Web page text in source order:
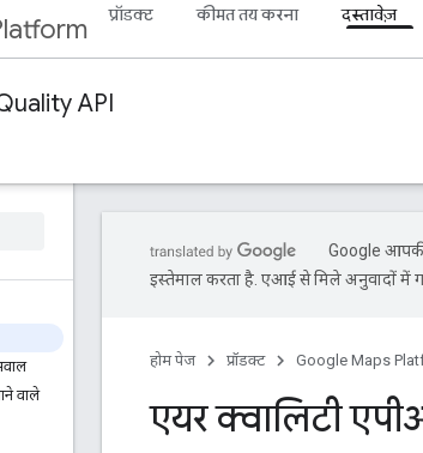
प्रॉडक्ट कीमत तय करना दस्तावेज़
API
वाले
Google
इस्तेमाल करता है. एआई से मिले अनुवादों में
होम पेज प्रॉडक्ट Google Maps
एयर क्वालिटी